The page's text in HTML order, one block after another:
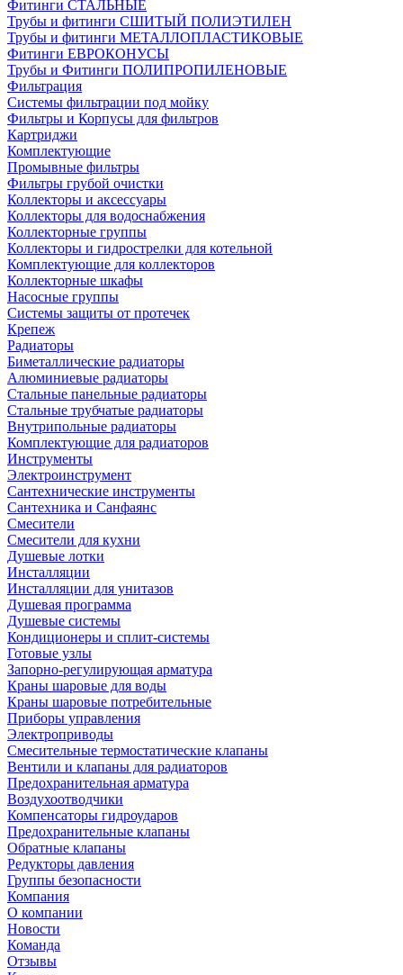
Фитинги СТАЛЬНЫЕ
Трубы и фитинги СШИТЫЙ ПОЛИЭТИЛЕН
Трубы и фитинги МЕТАЛЛОПЛАСТИКОВЫЕ
Фитинги ЕВРОКОНУСЫ
Трубы и Фитинги ПОЛИПРОПИЛЕНОВЫЕ
Фильтрация
Системы фильтрации под мойку
Фильтры и Корпусы для фильтров
Картриджи
Комплектующие
Промывные фильтры
Фильтры грубой очистки
Коллекторы и аксессуары
Коллекторы для водоснабжения
Коллекторные группы
Коллекторы и гидрострелки для котельной
Комплектующие для коллекторов
Коллекторные шкафы
Насосные группы
Системы защиты от протечек
Крепеж
Радиаторы
Биметаллические радиаторы
Алюминиевые радиаторы
Стальные панельные радиаторы
Стальные трубчатые радиаторы
Внутрипольные радиаторы
Комплектующие для радиаторов
Инструменты
Электроинструмент
Сантехнические инструменты
Сантехника и Санфаянс
Смесители
Смесители для кухни
Душевые лотки
Инсталляции
Инсталляции для унитазов
Душевая программа
Душевые системы
Кондиционеры и сплит-системы
Готовые узлы
Запорно-регулирующая арматура
Краны шаровые для воды
Краны шаровые потребительные
Приборы управления
Электроприводы
Смесительные термостатические клапаны
Вентили и клапаны для радиаторов
Предохранительная арматура
Воздухоотводчики
Компенсаторы гидроударов
Предохранительные клапаны
Обратные клапаны
Редукторы давления
Группы безопасности
Компания
О компании
Новости
Команда
Отзывы